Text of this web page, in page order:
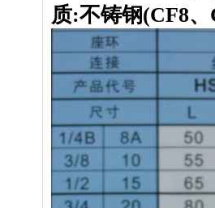
质:不铸钢(CF8